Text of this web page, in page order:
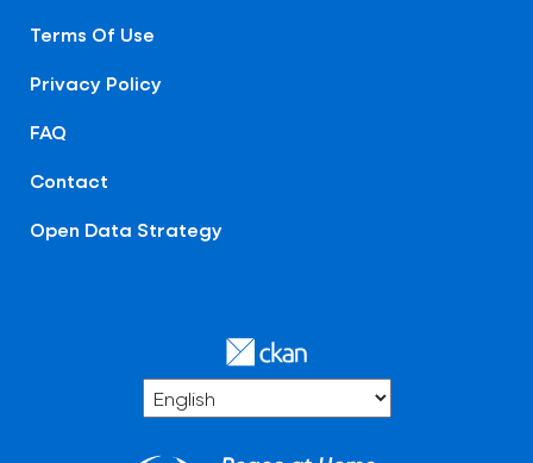
Terms Of Use
Privacy Policy
FAQ
Contact
Open Data Strategy